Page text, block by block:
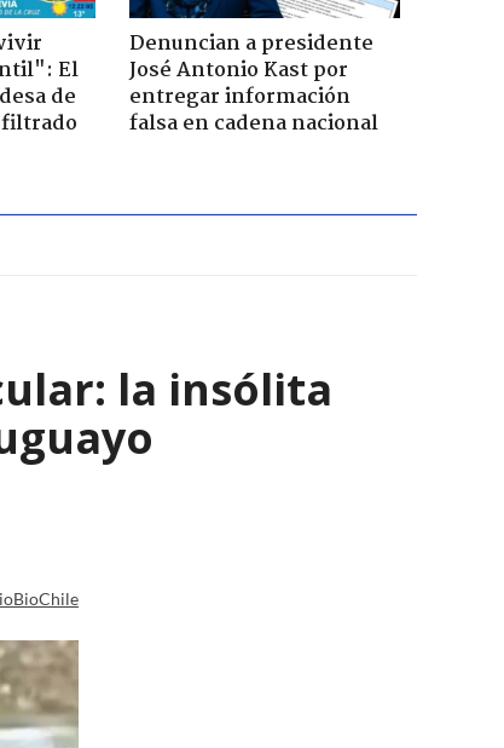
El
de
filtrado
Denuncian a presidente
José Antonio Kast por
entregar información
falsa en cadena nacional
la insólita